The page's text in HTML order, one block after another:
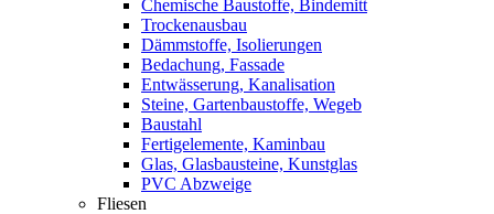
Chemische Baustoffe, Bindemitt
Trockenausbau
Dämmstoffe, Isolierungen
Bedachung, Fassade
Entwässerung, Kanalisation
Steine, Gartenbaustoffe, Wegeb
Baustahl
Fertigelemente, Kaminbau
Glas, Glasbausteine, Kunstglas
PVC Abzweige
Fliesen